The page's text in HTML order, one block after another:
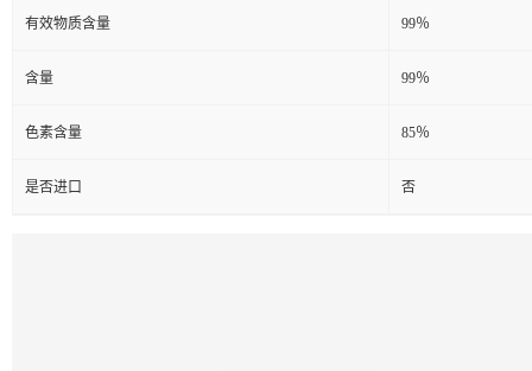
有效物质含量 99％
含量 99％
色素含量 85％
是否进口 否